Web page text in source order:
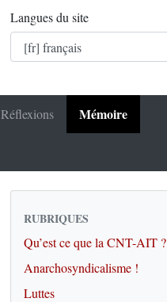
Langues du site
Réflexions Mémoire
RUBRIQUES
Qu’est ce que la CNT-AIT ?
Anarchosyndicalisme !
Luttes